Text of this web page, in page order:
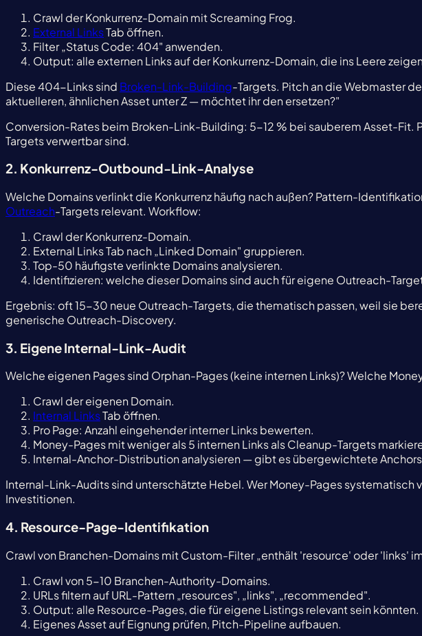
Crawl der Konkurrenz-Domain mit Screaming Frog.
External LinksTab öffnen.
Filter „Status Code: 404" anwenden.
Output: alle externen Links auf der Konkurrenz-Domain, die ins Leere
Diese 404-Links sind Broken-Link-Building-Targets. Pitch an die Webmaster
aktuelleren, ähnlichen Asset unter Z — möchtet ihr den ersetzen?"
Conversion-Rates beim Broken-Link-Building: 5-12 % bei sauberem Asset-
Targets verwertbar sind.
2. Konkurrenz-Outbound-Link-Analyse
Welche Domains verlinkt die Konkurrenz häufig nach außen? Pattern-
Outreach-Targets relevant. Workflow:
Crawl der Konkurrenz-Domain.
External Links Tab nach „Linked Domain" gruppieren.
Top-50 häufigste verlinkte Domains analysieren.
Identifizieren: welche dieser Domains sind auch für eigene Outreach-
Ergebnis: oft 15-30 neue Outreach-Targets, die thematisch passen, weil sie
generische Outreach-Discovery.
3. Eigene Internal-Link-Audit
Welche eigenen Pages sind Orphan-Pages (keine internen Links)? Welche
Crawl der eigenen Domain.
Internal LinksTab öffnen.
Pro Page: Anzahl eingehender interner Links bewerten.
Money-Pages mit weniger als 5 internen Links als Cleanup-Targets
Internal-Anchor-Distribution analysieren — gibt es übergewichtete
Internal-Link-Audits sind unterschätzte Hebel. Wer Money-Pages systematisch
Investitionen.
4. Resource-Page-Identifikation
Crawl von Branchen-Domains mit Custom-Filter „enthält 'resource' oder 'links'
Crawl von 5-10 Branchen-Authority-Domains.
URLs filtern auf URL-Pattern „resources", „links", „recommended".
Output: alle Resource-Pages, die für eigene Listings relevant sein könnten.
Eigenes Asset auf Eignung prüfen, Pitch-Pipeline aufbauen.